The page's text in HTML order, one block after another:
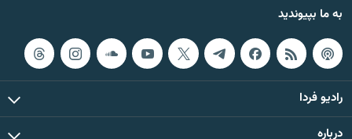
به ما بپیوندید
رادیو فردا
درباره